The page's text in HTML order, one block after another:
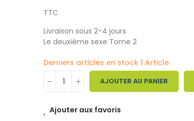
TTC
Livraison sous 2-4 jours
Le deuxième sexe Tome 2
Derniers articles en stock 1 Article
AJOUTER AU PANIER
Ajouter aux favoris